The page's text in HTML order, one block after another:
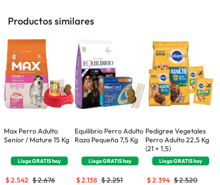
Productos similares
Max Perro Adulto
Senior / Mature 15 Kg
LlegaGRATIShoy
$2.676
$2.542
Equilibrio Perro Adulto
Raza Pequeña 7,5 Kg
LlegaGRATIShoy
$2.251
$2.138
Pedigree Vegetales
Perro Adulto 22,5 Kg
(21 + 1,5)
LlegaGRATIShoy
$2.520
$2.394